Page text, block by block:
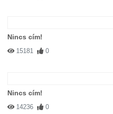
Nincs cím!
15181 0
Nincs cím!
14236 0